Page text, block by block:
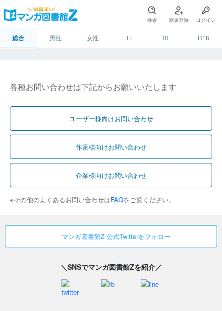
検索 新規登録 ログイン
総合 男性 女性 TL BL R18
各種お問い合わせは下記からお願いいたします
ユーザー様向けお問い合わせ
作家様向けお問い合わせ
企業様向けお問い合わせ
※その他のよくあるお問い合わせはFAQをご覧ください。
マンガ図書館Z 公式Twitterをフォロー
＼SNSでマンガ図書館Zを紹介／